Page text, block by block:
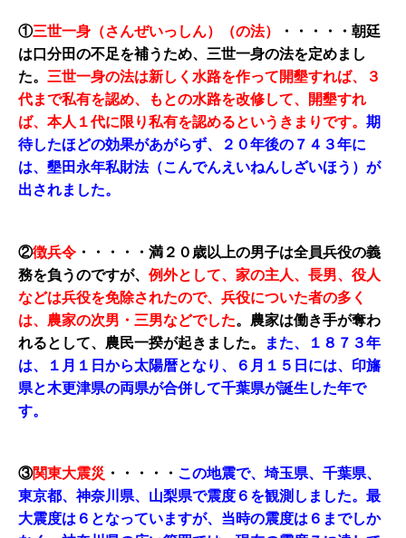
①三世一身（さんぜいっしん）（の法）
・・・・・朝廷
は口分田の不足を補うため、三世一身の法を定めまし
た。 三世一身の法は新しく水路を作って開墾すれば、３
代まで私有を認め、もとの水路を改修して、開墾すれ
ば、本人１代に限り私有を認めるというきまりです。 期
待したほどの効果があがらず、２０年後の７４３年に
は、墾田永年私財法（こんでんえいねんしざいほう）が
出されました。
②徴兵令 ・・・・・満２０歳以上の男子は全員兵役の義
務を負うのですが、 例外として、家の主人、長男、役人
などは兵役を免除されたので、兵役についた者の多く
は、農家の次男・三男などでした。農家は働き手が奪わ
れるとして、農民一揆が起きました。
また、１８７３年
は、１月１日から太陽暦となり、６月１５日には、印旛
県と木更津県の両県が合併して千葉県が誕生した年で
す。
③関東大震災 ・・・・・ この地震で、埼玉県、千葉県、
東京都、神奈川県、山梨県で震度６を観測しました。 最
大震度は６となっていますが、当時の震度は６までしか